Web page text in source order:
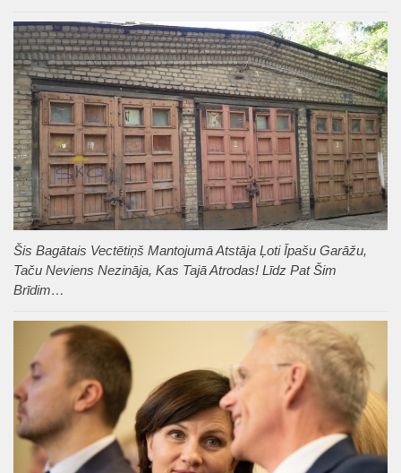
Šis Bagātais Vectētiņš Mantojumā Atstāja Ļoti Īpašu Garāžu,
Taču Neviens Nezināja, Kas Tajā Atrodas! Līdz Pat Šim
Brīdim…